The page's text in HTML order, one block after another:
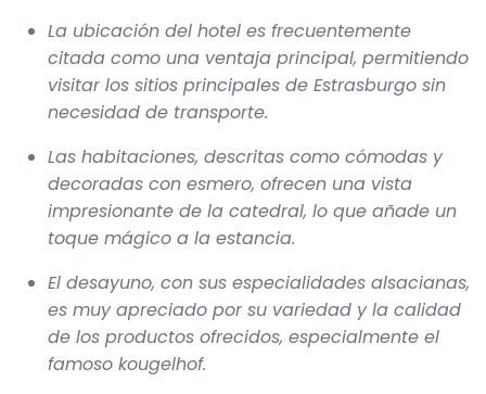
La ubicación del hotel es frecuentemente
citada como una ventaja principal, permitiendo
visitar los sitios principales de Estrasburgo sin
necesidad de transporte.
Las habitaciones, descritas como cómodas y
decoradas con esmero, ofrecen una vista
impresionante de la catedral, lo que añade un
toque mágico a la estancia.
El desayuno, con sus especialidades alsacianas,
es muy apreciado por su variedad y la calidad
de los productos ofrecidos, especialmente el
famoso kougelhof.